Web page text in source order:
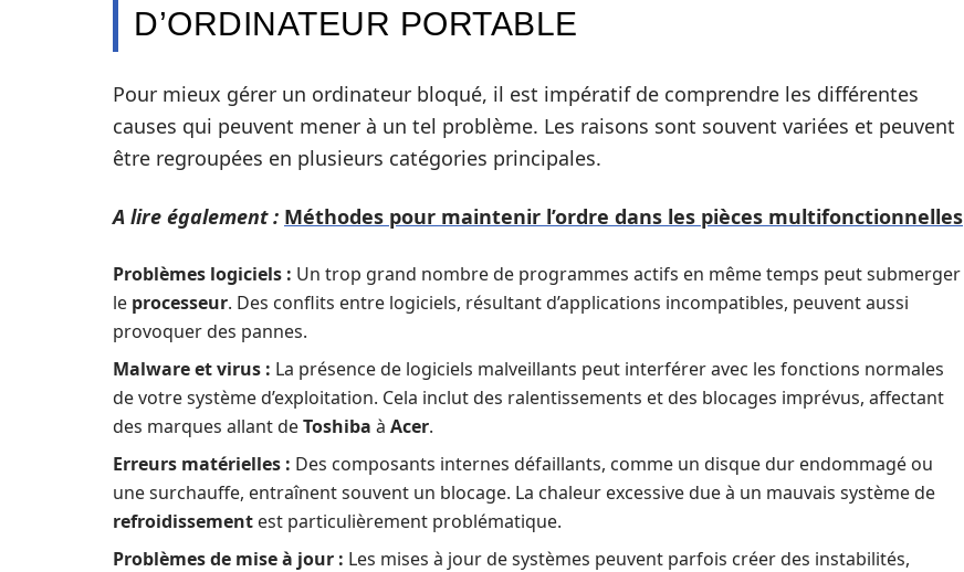
D’ORDINATEUR PORTABLE
Pour mieux gérer un ordinateur bloqué, il est impératif de comprendre les différentes
causes qui peuvent mener à un tel problème. Les raisons sont souvent variées et peuvent
être regroupées en plusieurs catégories principales.
A lire également : Méthodes pour maintenir l’ordre dans les pièces multifonctionnelles
Problèmes logiciels : Un trop grand nombre de programmes actifs en même temps peut submerger
le processeur. Des conflits entre logiciels, résultant d’applications incompatibles, peuvent aussi
provoquer des pannes.
Malware et virus : La présence de logiciels malveillants peut interférer avec les fonctions normales
de votre système d’exploitation. Cela inclut des ralentissements et des blocages imprévus, affectant
des marques allant deToshiba à Acer.
Erreurs matérielles : Des composants internes défaillants, comme un disque dur endommagé ou
une surchauffe, entraînent souvent un blocage. La chaleur excessive due à un mauvais système de
refroidissement est particulièrement problématique.
Problèmes de mise à jour : Les mises à jour de systèmes peuvent parfois créer des instabilités,